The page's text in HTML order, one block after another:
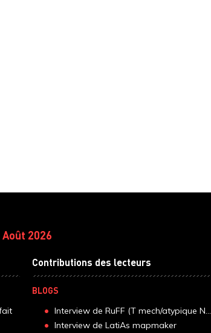
2026
Contributions des lecteurs
BLOGS
Interview de RuFF (T mech/atypique N...
Interview de LatiAs mapmaker